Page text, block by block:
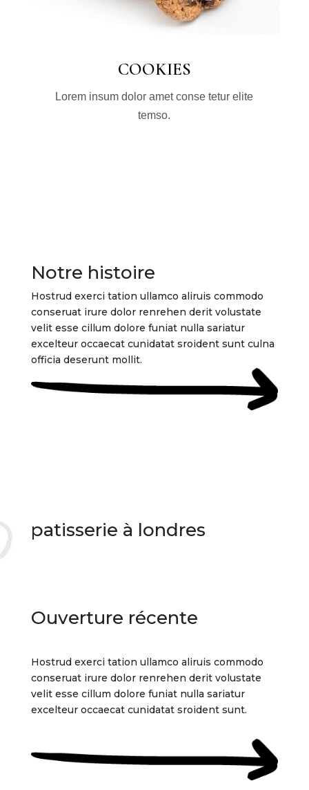
COOKIES
Lorem insum dolor amet conse tetur elite
temso.
Notre histoire
Hostrud exerci tation ullamco aliruis commodo
conseruat irure dolor renrehen derit volustate
velit esse cillum dolore funiat nulla sariatur
excelteur occaecat cunidatat sroident sunt culna
officia deserunt mollit.
patisserie à londres
Ouverture récente
Hostrud exerci tation ullamco aliruis commodo
conseruat irure dolor renrehen derit volustate
velit esse cillum dolore funiat nulla sariatur
excelteur occaecat cunidatat sroident sunt.